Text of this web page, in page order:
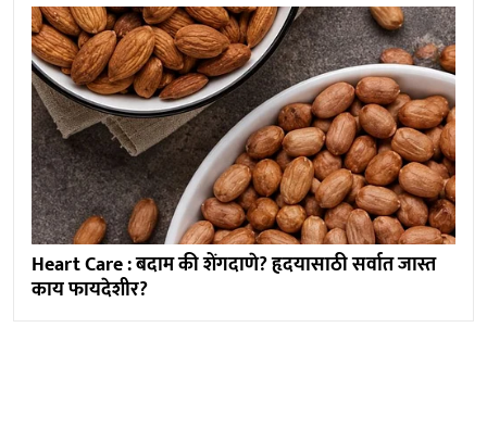
Heart Care : बदाम की शेंगदाणे? हृदयासाठी सर्वात जास्त
काय फायदेशीर?